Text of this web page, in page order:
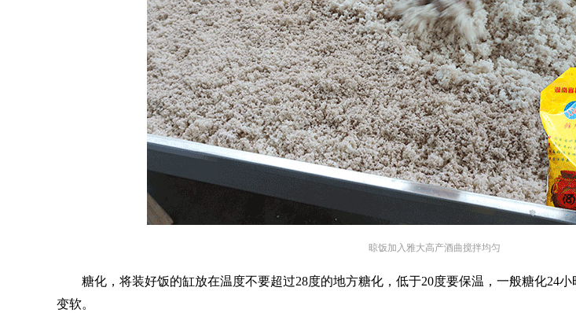
晾饭加入雅大高产酒曲搅拌均匀
糖化，将装好饭的缸放在温度不要超过28度的地方糖化，低于20度要保温，一般糖化24
变软。